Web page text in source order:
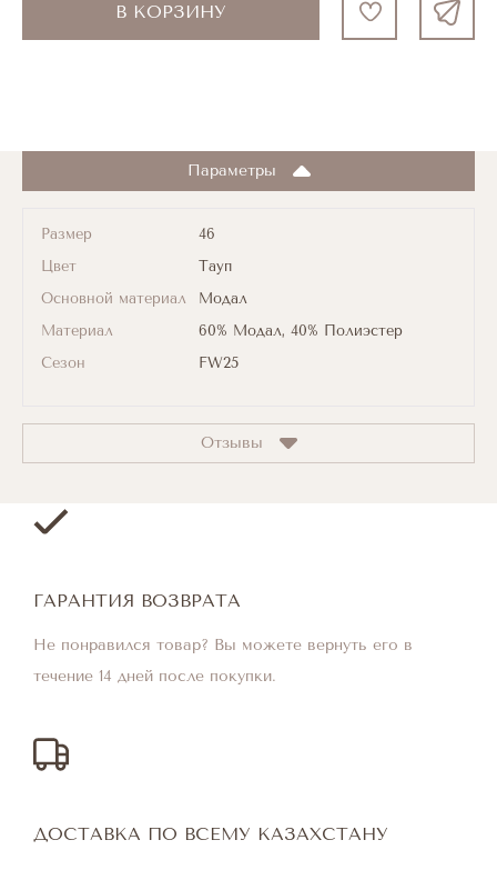
В КОРЗИНУ
Параметры
Размер
46
Цвет
Тауп
Основной материал
Модал
Материал
60% Модал, 40% Полиэстер
Сезон
FW25
Отзывы
ГАРАНТИЯ ВОЗВРАТА
Не понравился товар? Вы можете вернуть его в
течение 14 дней после покупки.
ДОСТАВКА ПО ВСЕМУ КАЗАХСТАНУ